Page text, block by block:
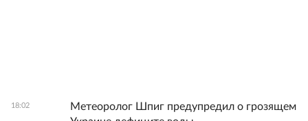
18:02
Метеоролог Шпиг предупредил о грозящем